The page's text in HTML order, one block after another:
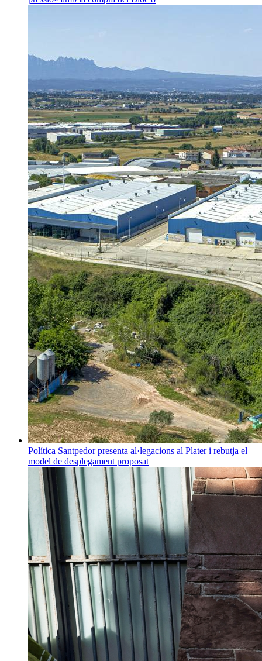
Política Santpedor presenta al·legacions al Plater i rebutja el
model de desplegament proposat